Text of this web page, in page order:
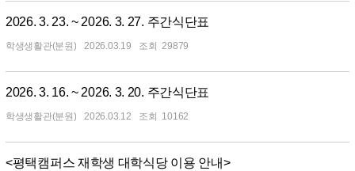
2026. 3. 23. ~ 2026. 3. 27. 주간식단표
학생생활관(분원) 2026.03.19 29879
2026. 3. 16. ~ 2026. 3. 20. 주간식단표
학생생활관(분원) 2026.03.12 10162
<평택캠퍼스 재학생 대학식당 이용 안내>